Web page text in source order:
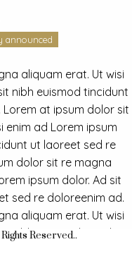
announced
aliquam erat. Ut wisi
nibh euismod tincidunt
at ipsum dolor sit
enim ad Lorem ipsum
ut laoreet sed re
dolor sit re magna
ipsum dolor. Ad sit
sed re doloreenim ad.
aliquam erat. Ut wisi
nibh euismod tincidunt
Reserved..